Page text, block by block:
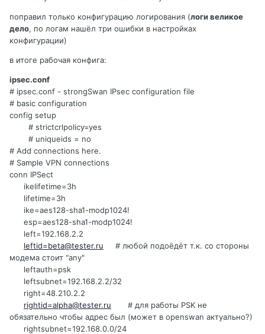
поправил только конфигурацию логирования (логи великое
дело, по логам нашёл три ошибки в настройках
конфигурации)
в итоге рабочая конфига:
ipsec.conf
# ipsec.conf - strongSwan IPsec configuration file
# basic configuration
config setup
# strictcrlpolicy=yes
# uniqueids = no
# Add connections here.
# Sample VPN connections
conn IPSect
ikelifetime=3h
lifetime=3h
ike=aes128-sha1-modp1024!
esp=aes128-sha1-modp1024!
left=192.168.2.2
leftid=beta@tester.ru # любой подоёдёт т.к. со стороны
модема стоит "any"
leftauth=psk
leftsubnet=192.168.2.2/32
right=48.210.2.2
rightid=alpha@tester.ru # для работы PSK не
обязательно чтобы адрес был (может в openswan актуально?)
rightsubnet=192.168.0.0/24